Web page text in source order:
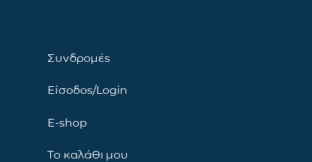
Συνδρομές
Είσοδος/Login
E-shop
Το καλάθι μου